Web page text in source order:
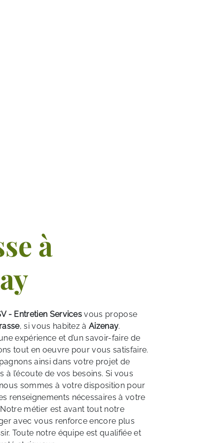
à
- Entretien Services vous propose
, si vous habitez àAizenay.
expérience et d’un savoir-faire de
tout en oeuvre pour vous satisfaire.
ainsi dans votre projet de
à l’écoute de vos besoins. Si vous
sommes à votre disposition pour
renseignements nécessaires à votre
métier est avant tout notre
avec vous renforce encore plus
Toute notre équipe est qualifiée et